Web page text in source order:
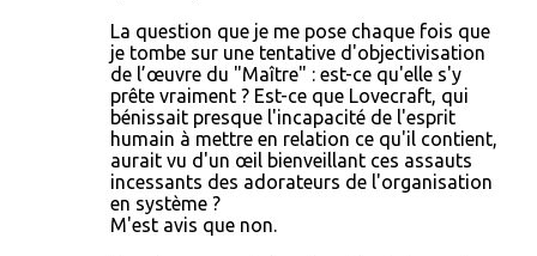
La question que je me pose chaque fois que
je tombe sur une tentative d'objectivisation
de l’œuvre du "Maître" : est-ce qu'elle s'y
prête vraiment ? Est-ce que Lovecraft, qui
bénissait presque l'incapacité de l'esprit
humain à mettre en relation ce qu'il contient,
aurait vu d'un œil bienveillant ces assauts
incessants des adorateurs de l'organisation
en système ?
M'est avis que non.